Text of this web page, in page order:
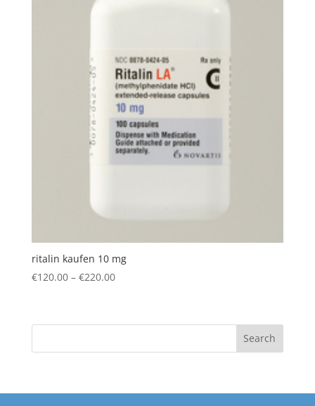
ritalin kaufen 10 mg
€120.00 – €220.00Price
through
Search